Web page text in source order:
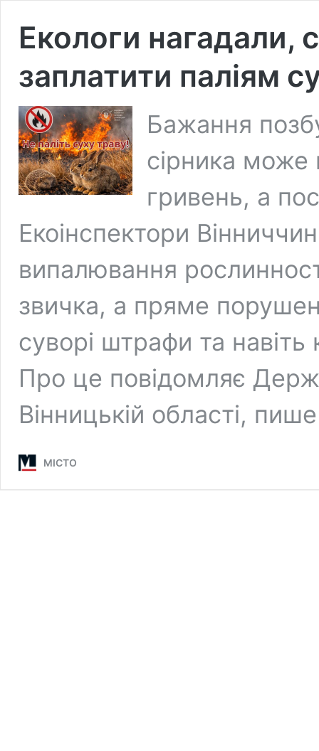
Екологи нагадали,
заплатити паліям
Бажання
сірника
гривень, а
Екоінспектори
випалювання
звичка, а пряме
суворі штрафи та навіть
Про це повідомляє
Вінницькій області,
МІСТО